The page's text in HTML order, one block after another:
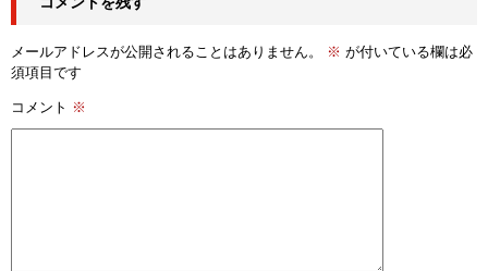
メールアドレスが公開されることはありません。 ※ が付いている欄は必
須項目です
コメント ※